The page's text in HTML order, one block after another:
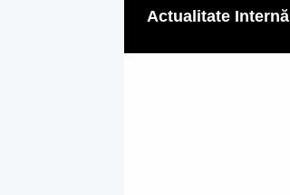
Actualitate Internă